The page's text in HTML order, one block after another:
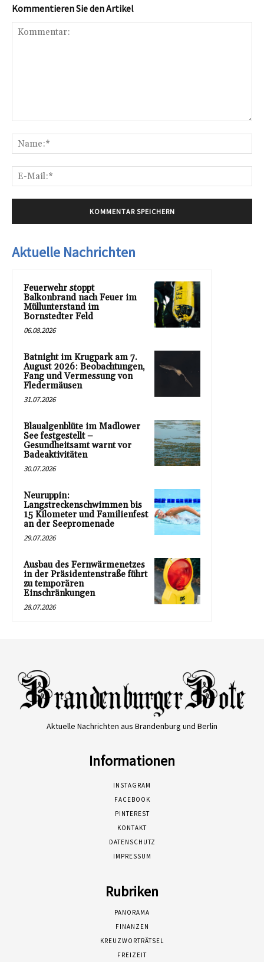
Kommentieren Sie den Artikel
Aktuelle Nachrichten
Feuerwehr stoppt
Balkonbrand nach Feuer im
Müllunterstand im
Bornstedter Feld
06.08.2026
Batnight im Krugpark am 7.
August 2026: Beobachtungen,
Fang und Vermessung von
Fledermäusen
31.07.2026
Blaualgenblüte im Madlower
See festgestellt –
Gesundheitsamt warnt vor
Badeaktivitäten
30.07.2026
Neuruppin:
Langstreckenschwimmen bis
15 Kilometer und Familienfest
an der Seepromenade
29.07.2026
Ausbau des Fernwärmenetzes
in der Präsidentenstraße führt
zu temporären
Einschränkungen
28.07.2026
Aktuelle Nachrichten aus Brandenburg und Berlin
Informationen
INSTAGRAM
FACEBOOK
PINTEREST
KONTAKT
DATENSCHUTZ
IMPRESSUM
Rubriken
PANORAMA
FINANZEN
KREUZWORTRÄTSEL
FREIZEIT